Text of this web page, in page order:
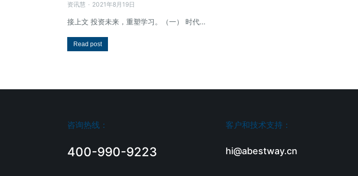
资讯慧 2021年8月19日
接上文 投资未来，重塑学习。（一） 时代…
Read post
咨询热线：
400-990-9223
客户和技术支持：
hi@abestway.cn